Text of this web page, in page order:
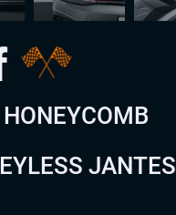
JANTES